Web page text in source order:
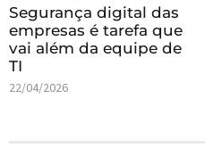
Segurança digital das
empresas é tarefa que
vai além da equipe de
TI
22/04/2026